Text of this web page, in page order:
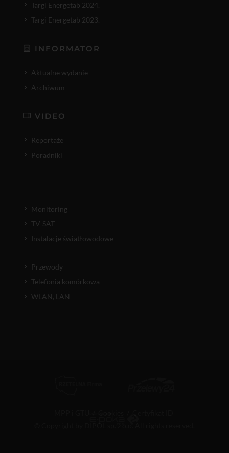
Targi Energetab 2024.
Targi Energetab 2023.
INFORMATOR
Aktualne wydanie
Archiwum
VIDEO
Reportaże
Poradniki
Monitoring
TV-SAT
Instalacje światłowodowe
Przewody
Telefonia komórkowa
WLAN, LAN